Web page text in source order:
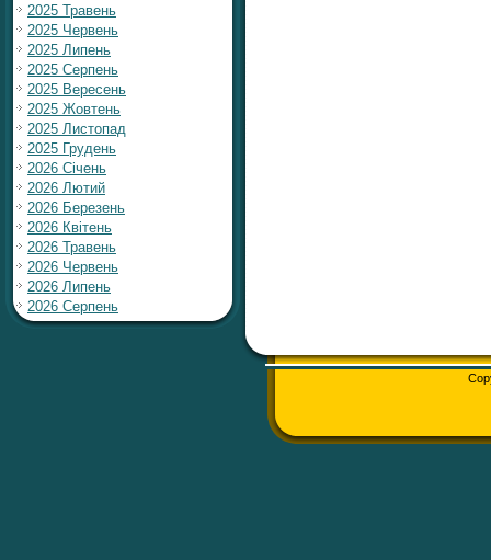
2025 Травень
2025 Червень
2025 Липень
2025 Серпень
2025 Вересень
2025 Жовтень
2025 Листопад
2025 Грудень
2026 Січень
2026 Лютий
2026 Березень
2026 Квітень
2026 Травень
2026 Червень
2026 Липень
2026 Серпень